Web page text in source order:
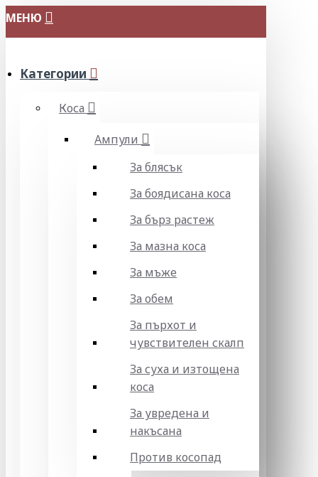
МЕНЮ
Категории
Коса
Ампули
За блясък
За боядисана коса
За бърз растеж
За мазна коса
За мъже
За обем
За пърхот и
чувствителен скалп
За суха и изтощена
коса
За увредена и
накъсана
Против косопад